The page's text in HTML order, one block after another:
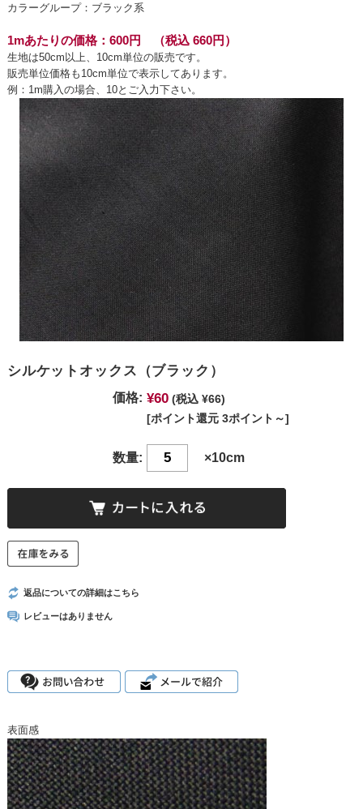
カラーグループ：ブラック系
1mあたりの価格：600円 （税込 660円）
生地は50cm以上、10cm単位の販売です。
販売単位価格も10cm単位で表示してあります。
例：1m購入の場合、10とご入力下さい。
シルケットオックス（ブラック）
価格: ¥60 (税込 ¥66)
[ポイント還元 3ポイント～]
数量: ×10cm
返品についての詳細はこちら
レビューはありません
表面感